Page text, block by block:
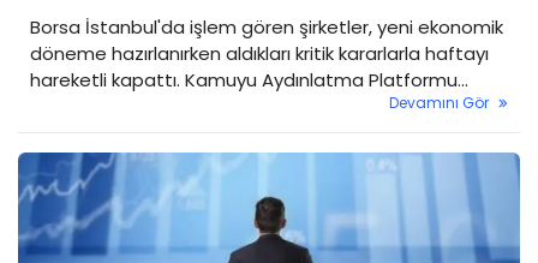
Borsa İstanbul'da işlem gören şirketler, yeni ekonomik
döneme hazırlanırken aldıkları kritik kararlarla haftayı
hareketli kapattı. Kamuyu Aydınlatma Platformu
(KAP) üzerinden yapılan duyurular, şirketlerin büyüme
hedeflerini, finansman stratejilerini ve operasyonel
odaklarını netleştirdi.
Devamını Gör